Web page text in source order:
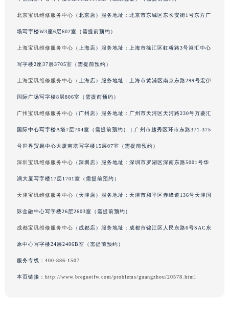
澳门省路氹城市金光大道宝玑售后服务中心（需提前预约）
澳门特别行政区望德堂区塔石广场宝玑售后服务中心（需提前预约）
福建省厦门市思明区湖滨东路95号万象城华润大厦B座11层1104室宝玑售后服务中心（需提前预约）
广东省江门市蓬江区广场西路宝玑售后服务中心（需提前预约）
广东省茂名市电白区水东街道迎宾大道宝玑售后服务中心（需提前预约）
北京宝玑维修服务中心 （北京店）服务地址：北京市东城区东长安街1号东方广
场写字楼W3座6层602室（需提前预约）
上海宝玑维修服务中心 （上海店）服务地址：上海市徐汇区虹桥路3号港汇中心
写字楼2座37层3705室（需提前预约）
上海宝玑维修服务中心 （上海店）服务地址：上海市黄浦区南京东路299号宏伊
国际广场写字楼8层806室（需提前预约）
广州宝玑维修服务中心 （广州店）服务地址：广州市天河区天河路230号万菱汇
国际中心写字楼A塔7层704室（需提前预约） | 广州市越秀区环市东路371-375
号世界贸易中心大厦南塔写字楼15层07室（需提前预约）
深圳宝玑维修服务中心 （深圳店）服务地址：深圳市罗湖区深南东路5001号华
润大厦写字楼17层1701室（需提前预约）
天津宝玑维修服务中心 （天津店）服务地址：天津市和平区赤峰道136号天津国
际金融中心写字楼26层2603室（需提前预约）
成都宝玑维修服务中心 （成都店）服务地址：成都市锦江区人民东路6号SAC东
原中心写字楼24层2406B室（需提前预约）
服务专线： 400-886-1507
本页链接： http://www.breguetfw.com/problems/guangzhou/20578.html